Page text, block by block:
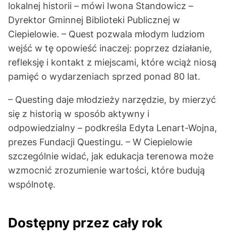
lokalnej historii – mówi Iwona Standowicz –
Dyrektor Gminnej Biblioteki Publicznej w
Ciepielowie. – Quest pozwala młodym ludziom
wejść w tę opowieść inaczej: poprzez działanie,
refleksję i kontakt z miejscami, które wciąż niosą
pamięć o wydarzeniach sprzed ponad 80 lat.
– Questing daje młodzieży narzędzie, by mierzyć
się z historią w sposób aktywny i
odpowiedzialny – podkreśla Edyta Lenart-Wojna,
prezes Fundacji Questingu. – W Ciepielowie
szczególnie widać, jak edukacja terenowa może
wzmocnić zrozumienie wartości, które budują
wspólnotę.
Dostępny przez cały rok